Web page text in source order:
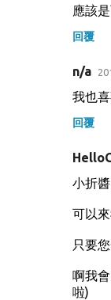
應該
回覆
n/a
我也
回覆
小折醬
可以
只要
啊我
啦)